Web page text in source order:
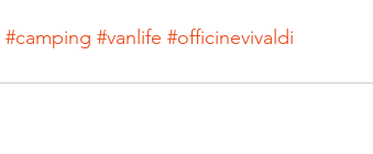
#camping #vanlife #officinevivaldi